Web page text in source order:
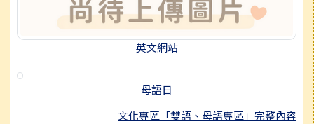
英文網站
母語日
文化專區「雙語、母語專區」完整內容